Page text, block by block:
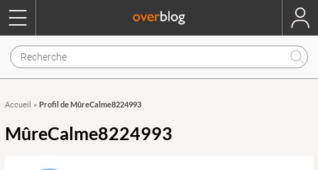
Accueil » Profil de MûreCalme8224993
MûreCalme8224993